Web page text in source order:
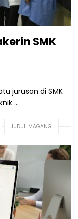
SMK
jurusan di SMK
...
JUDUL MAGANG